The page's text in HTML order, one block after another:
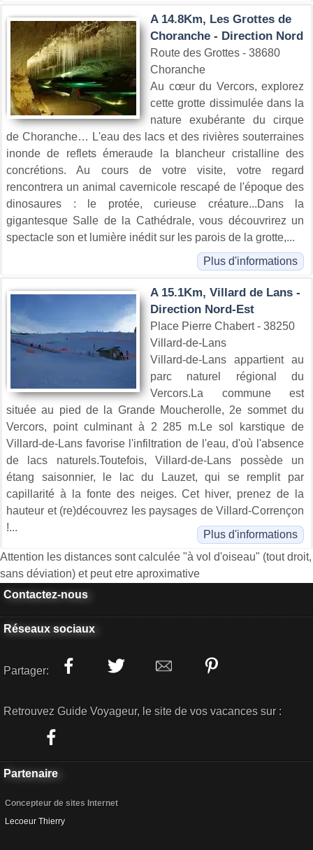
A 14.8Km, Les Grottes de
Choranche - Direction Nord
Route des Grottes - 38680
Choranche
Au cœur du Vercors, explorez
cette grotte dissimulée dans la
nature exubérante du cirque
de Choranche… L'eau des lacs et des rivières souterraines
inonde de reflets émeraude la blancheur cristalline des
concrétions. Au cours de votre visite, votre regard
rencontrera un animal cavernicole rescapé de l'époque des
dinosaures : le protée, curieuse créature...Dans la
gigantesque Salle de la Cathédrale, vous découvrirez un
spectacle son et lumière inédit sur les parois de la grotte,...
Plus d'informations
A 15.1Km, Villard de Lans -
Direction Nord-Est
Place Pierre Chabert - 38250
Villard-de-Lans
Villard-de-Lans appartient au
parc naturel régional du
Vercors.La commune est
située au pied de la Grande Moucherolle, 2e sommet du
Vercors, point culminant à 2 285 m.Le sol karstique de
Villard-de-Lans favorise l'infiltration de l'eau, d'où l'absence
de lacs naturels.Toutefois, Villard-de-Lans possède un
étang saisonnier, le lac du Lauzet, qui se remplit par
capillarité à la fonte des neiges. Cet hiver, prenez de la
hauteur et (re)découvrez les paysages de Villard-Corrençon
!...
Plus d'informations
Attention les distances sont calculée "à vol d'oiseau" (tout droit,
sans déviation) et peut etre aproximative
Contactez-nous
Réseaux sociaux
Partager:
Retrouvez Guide Voyageur, le site de vos vacances sur :
Partenaire
Concepteur de sites Internet
Lecoeur Thierry